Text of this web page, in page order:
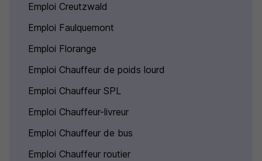
Emploi Creutzwald
Emploi Faulquemont
Emploi Florange
Emploi Chauffeur de poids lourd
Emploi Chauffeur SPL
Emploi Chauffeur-livreur
Emploi Chauffeur de bus
Emploi Chauffeur routier